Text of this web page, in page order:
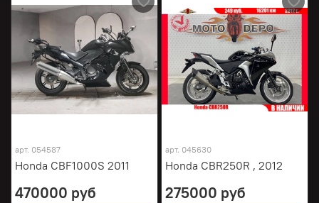
арт. 054587
Honda CBF1000S 2011
470000 руб
арт. 045630
Honda CBR250R , 2012
275000 руб